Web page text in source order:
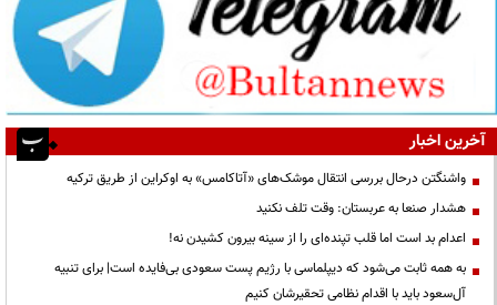
آخرین اخبار
واشنگتن درحال بررسی انتقال موشک‌های «آتاکامس» به اوکراین از طریق ترکیه
هشدار صنعا به عربستان: وقت تلف نکنید
اعدام بد است اما قلب تپنده‌ای را از سینه بیرون کشیدن نه!
به همه ثابت می‌شود که دیپلماسی با رژیم پست سعودی بی‌فایده است| برای تنبیه
آل‌سعود باید با اقدام نظامی تحقیرشان کنیم